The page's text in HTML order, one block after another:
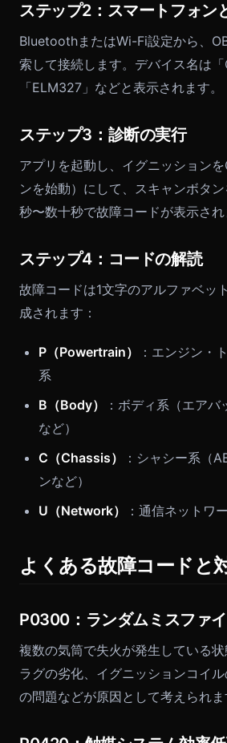
ステップ2：スマートフォン
BluetoothまたはWi-Fi設定から、
索して接続します。デバイス名は「
「ELM327」などと表示されます。
ステップ3：診断の実行
アプリを起動し、イグニッション
ンを始動）にして、スキャンボタ
秒〜数十秒で故障コードが表示され
ステップ4：コードの解読
故障コードは1文字のアルファベッ
成されます：
P（Powertrain）
：エンジン・
系
B（Body）
：ボディ系（エアバ
など）
C（Chassis）
：シャシー系（
ンなど）
U（Network）
：通信ネットワ
よくある故障コードと
P0300：ランダムミスファ
複数の気筒で失火が発生している
ラグの劣化、イグニッションコイ
の問題などが原因として考えられま